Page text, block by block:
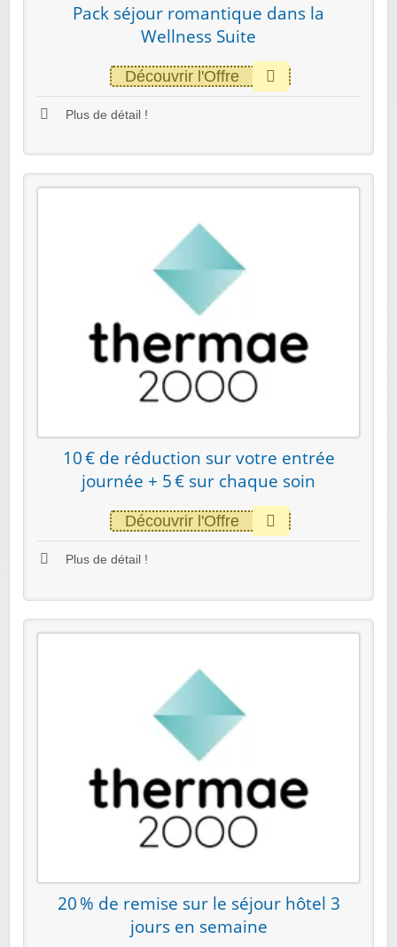
Pack séjour romantique dans la
Wellness Suite
Découvrir l'Offre
Plus de détail !
10 € de réduction sur votre entrée
journée + 5 € sur chaque soin
Découvrir l'Offre
Plus de détail !
20 % de remise sur le séjour hôtel 3
jours en semaine